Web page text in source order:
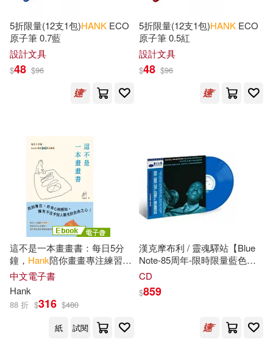
Hank (EDT)(53) Joe(52)
John R.(52) Clare Haru(50)
Kunneman(40)
Crowston(39)
Hanks Le(33) Perry(33)
Edwards(29)
Buckley Ebrey(28)
Janson(27)
Beck(26) Roger B.(25)
Bt Bound(13)
Tyndale House Pub(10)
warner music(10)
Oxford Univ Pr(9)
Penguin USA(9) Forge(8)
Hal Leonard Corp(8)
可菲律賓店取(3085)
上市日期
電子書 (可複選)
適合手機平板閱讀(1)
適合平板閱讀(4)
其他
現在可購買商品(1201)
5折限量(12支1包)HANK ECO
原子筆 0.7藍
設計文具
$48 $96
5折限量(12支1包)HANK ECO
原子筆 0.5紅
設計文具
$48 $96
這不是一本畫畫書：每日5分
鐘， Hank陪你畫畫專注練習
(附電子書限定手機桌布) (電子
書)
中文電子書
Hank
88 折 $316 $480
紙
試閱
漢克摩布利 / 靈魂驛站【Blue
Note-85周年-限時限量藍色彩
膠系列】★RVG錄音瑰寶 /
DownBeat-4星高評名盤 /滾石
HankMobley /
Soul Station (BN 85 -Blue
CD
$859